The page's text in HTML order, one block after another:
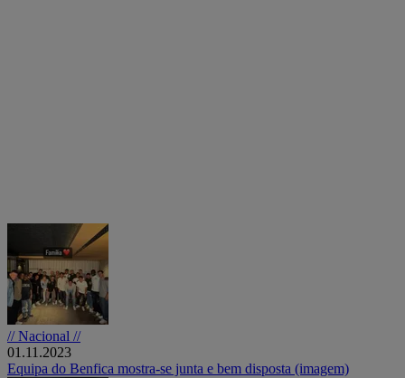
// Nacional //
01.11.2023
Equipa do Benfica mostra-se junta e bem disposta (imagem)